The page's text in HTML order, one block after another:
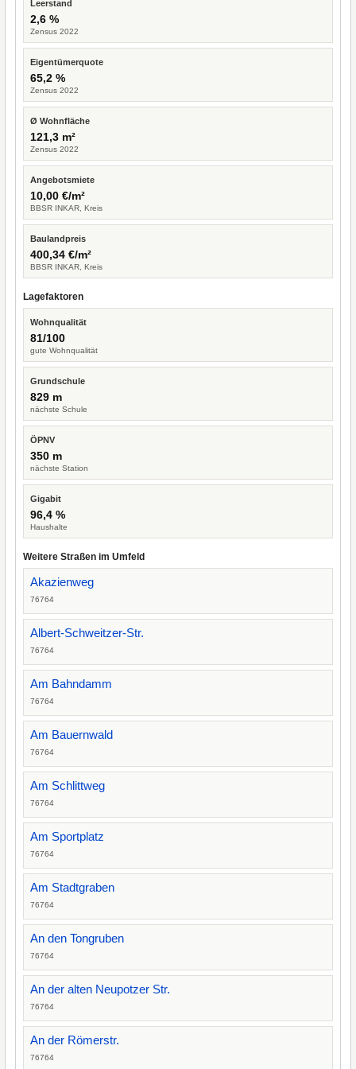
Leerstand
2,6 %
Zensus 2022
Eigentümerquote
65,2 %
Zensus 2022
Ø Wohnfläche
121,3 m²
Zensus 2022
Angebotsmiete
10,00 €/m²
BBSR INKAR, Kreis
Baulandpreis
400,34 €/m²
BBSR INKAR, Kreis
Lagefaktoren
Wohnqualität
81/100
gute Wohnqualität
Grundschule
829 m
nächste Schule
ÖPNV
350 m
nächste Station
Gigabit
96,4 %
Haushalte
Weitere Straßen im Umfeld
Akazienweg
76764
Albert-Schweitzer-Str.
76764
Am Bahndamm
76764
Am Bauernwald
76764
Am Schlittweg
76764
Am Sportplatz
76764
Am Stadtgraben
76764
An den Tongruben
76764
An der alten Neupotzer Str.
76764
An der Römerstr.
76764